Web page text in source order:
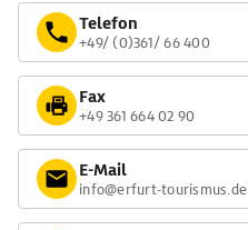
Telefon
+49/ (0)361/ 66 400
Fax
+49 361 664 02 90
E-Mail
info@erfurt-tourismus.de